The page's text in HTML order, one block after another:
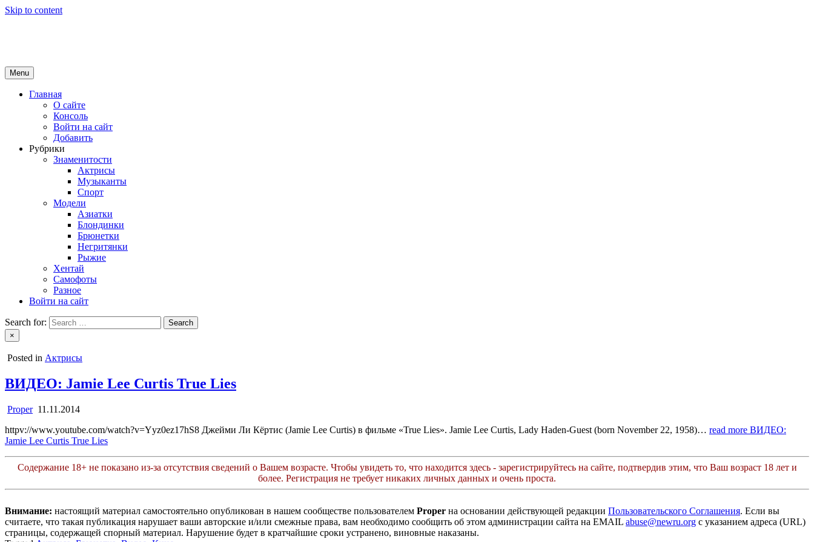
Skip to content
Menu
Главная
О сайте
Консоль
Войти на сайт
Добавить
Рубрики
Знаменитости
Актрисы
Музыканты
Спорт
Модели
Азиатки
Блондинки
Брюнетки
Негритянки
Рыжие
Хентай
Самофоты
Разное
Войти на сайт
Search for:
×
Posted in Актрисы
ВИДЕО: Jamie Lee Curtis True Lies
Proper 11.11.2014
httpv://www.youtube.com/watch?v=Yyz0ez17hS8 Джейми Ли Кёртис (Jamie Lee Curtis) в фильме «True Lies». Jamie Lee Curtis, Lady Haden-Guest (born November 22, 1958)… read more ВИДЕО:
Jamie Lee Curtis True Lies
Содержание 18+ не показано из-за отсутствия сведений о Вашем возрасте. Чтобы увидеть то, что находится здесь - зарегистрируйтесь на сайте, подтвердив этим, что Ваш возраст 18 лет и
более. Регистрация не требует никаких личных данных и очень проста.
Внимание: настоящий материал самостоятельно опубликован в нашем сообществе пользователем Proper на основании действующей редакции Пользовательского Соглашения. Если вы
считаете, что такая публикация нарушает ваши авторские и/или смежные права, вам необходимо сообщить об этом администрации сайта на EMAIL abuse@newru.org с указанием адреса (URL)
страницы, содержащей спорный материал. Нарушение будет в кратчайшие сроки устранено, виновные наказаны.